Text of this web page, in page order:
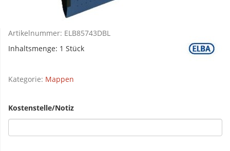
Artikelnummer: ELB85743DBL
Inhaltsmenge: 1 Stück
Kategorie: Mappen
Kostenstelle/Notiz